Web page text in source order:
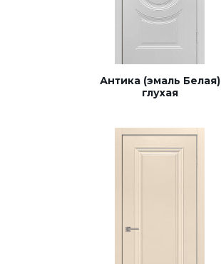
Антика (эмаль Белая)
глухая